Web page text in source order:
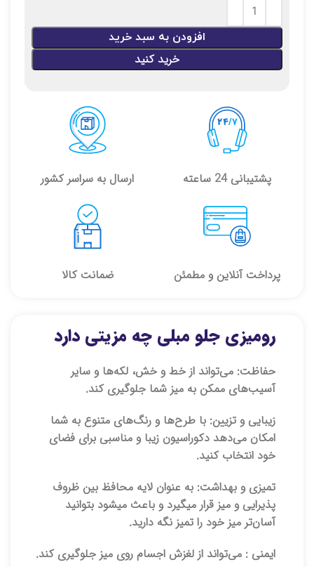
افزودن به سبد خرید
خرید کنید
پشتیبانی 24 ساعته ارسال به سراسر کشور
پرداخت آنلاین و مطمئن ضمانت کالا
رومیزی جلو مبلی چه مزیتی دارد
حفاظت: می‌تواند از خط و خش، لکه‌ها و سایر
آسیب‌های ممکن به میز شما جلوگیری کند.
زیبایی و تزیین: با طرح‌ها و رنگ‌های متنوع به شما
امکان می‌دهد دکوراسیون زیبا و مناسبی برای فضای
خود انتخاب کنید.
تمیزی و بهداشت: به عنوان لایه محافظ بین ظروف
پذیرایی و میز قرار میگیرد و باعث میشود بتوانید
آسان‌تر میز خود را تمیز نگه دارید.
ایمنی : می‌تواند از لغزش اجسام روی میز جلوگیری کند.